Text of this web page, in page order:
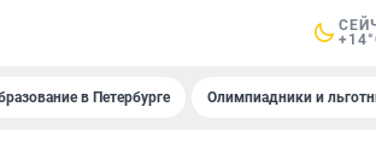
в Петербурге Олимпиадники и